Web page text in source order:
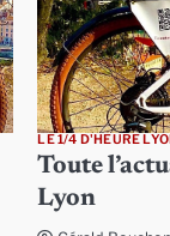
LE 1/4 D'HEURE
Toute
Lyon